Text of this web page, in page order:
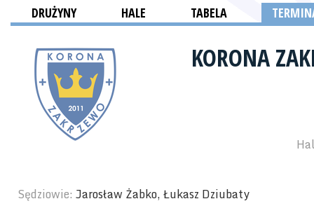
DRUŻYNY HALE TABELA
KORONA
Sędziowie: Jarosław Żabko, Łukasz Dziubaty